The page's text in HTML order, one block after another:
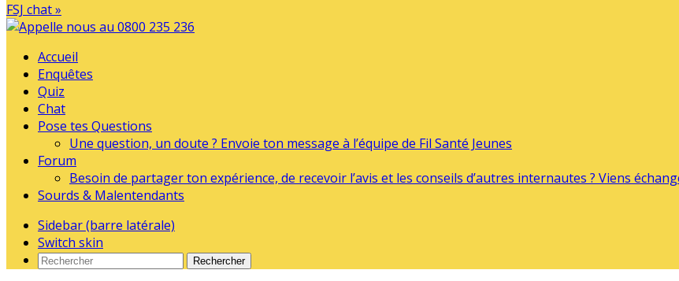
FSJ chat »
Accueil
Enquêtes
Quiz
Chat
Pose tes Questions
Une question, un doute ? Envoie ton message à l’équipe de Fil Santé Jeunes
Forum
Besoin de partager ton expérience, de recevoir l’avis et les conseils d’autres internautes ? Viens
Sourds & Malentendants
Sidebar (barre latérale)
Switch skin
Rechercher